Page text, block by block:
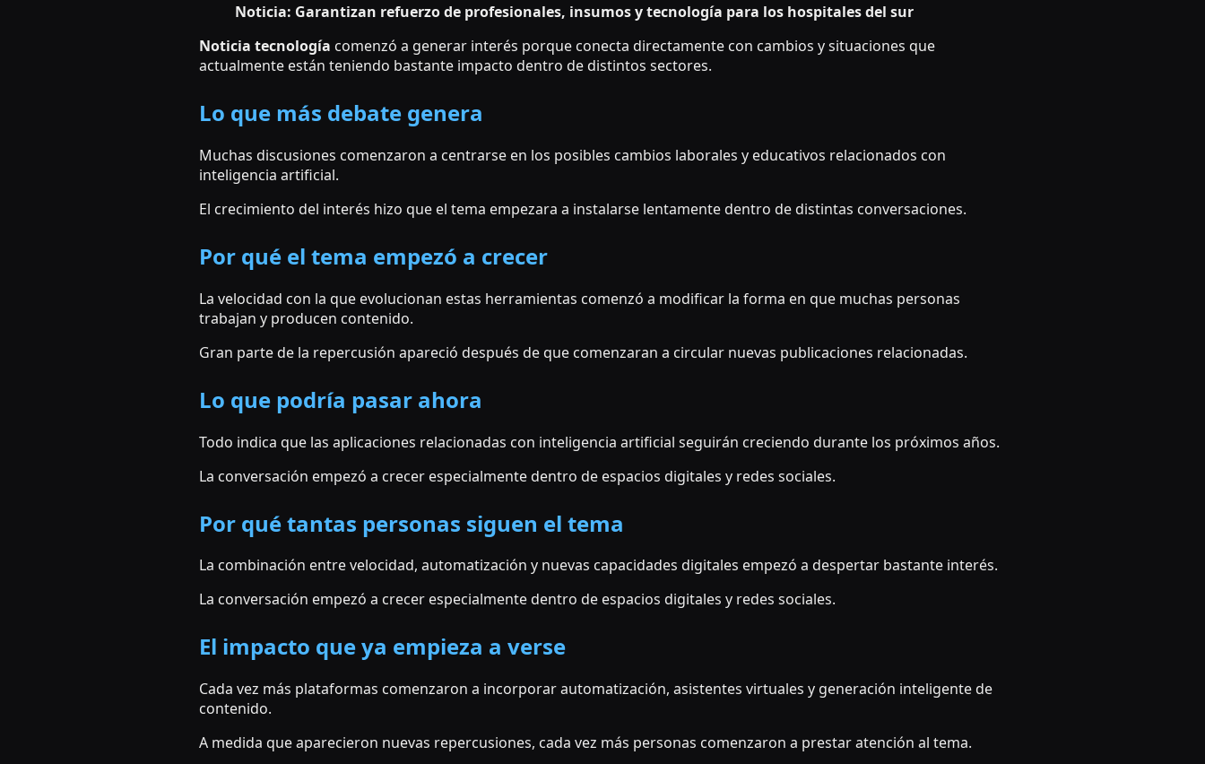
Noticia: Garantizan refuerzo de profesionales, insumos y tecnología para los hospitales del sur
Noticia tecnología comenzó a generar interés porque conecta directamente con cambios y situaciones que
actualmente están teniendo bastante impacto dentro de distintos sectores.
Lo que más debate genera
Muchas discusiones comenzaron a centrarse en los posibles cambios laborales y educativos relacionados con
inteligencia artificial.
El crecimiento del interés hizo que el tema empezara a instalarse lentamente dentro de distintas conversaciones.
Por qué el tema empezó a crecer
La velocidad con la que evolucionan estas herramientas comenzó a modificar la forma en que muchas personas
trabajan y producen contenido.
Gran parte de la repercusión apareció después de que comenzaran a circular nuevas publicaciones relacionadas.
Lo que podría pasar ahora
Todo indica que las aplicaciones relacionadas con inteligencia artificial seguirán creciendo durante los próximos años.
La conversación empezó a crecer especialmente dentro de espacios digitales y redes sociales.
Por qué tantas personas siguen el tema
La combinación entre velocidad, automatización y nuevas capacidades digitales empezó a despertar bastante interés.
La conversación empezó a crecer especialmente dentro de espacios digitales y redes sociales.
El impacto que ya empieza a verse
Cada vez más plataformas comenzaron a incorporar automatización, asistentes virtuales y generación inteligente de
contenido.
A medida que aparecieron nuevas repercusiones, cada vez más personas comenzaron a prestar atención al tema.